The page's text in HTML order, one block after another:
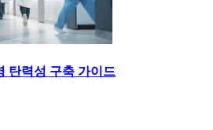
탄력성 구축 가이드